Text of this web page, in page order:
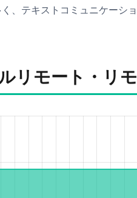
、テキストコミュニケーシ
リモート・リ